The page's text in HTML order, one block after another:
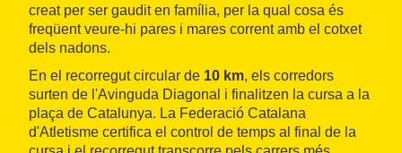
creat per ser gaudit en família, per la qual cosa és
freqüent veure-hi pares i mares corrent amb el cotxet
dels nadons.
En el recorregut circular de 10 km, els corredors
surten de l'Avinguda Diagonal i finalitzen la cursa a la
plaça de Catalunya. La Federació Catalana
d'Atletisme certifica el control de temps al final de la